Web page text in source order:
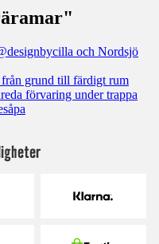
och Nordsjö
grund till färdigt rum
förvaring under trappa